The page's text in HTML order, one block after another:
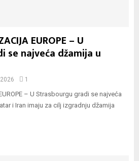
EUROPE – U
se najveća džamija u
1
– U Strasbourgu gradi se najveća
i Iran imaju za cilj izgradnju džamija